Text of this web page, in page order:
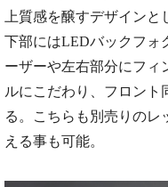
上質感を醸すデザイン
下部にはLEDバックフォ
ーザーや左右部分にフィ
ルにこだわり、フロント
る。こちらも別売りのレ
える事も可能。